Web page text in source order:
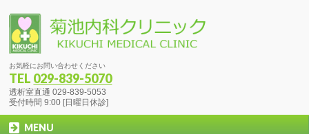
お気軽にお問い合わせください
TEL 029-839-5070
透析室直通 029-839-5053
受付時間 9:00 [日曜日休診]
MENU